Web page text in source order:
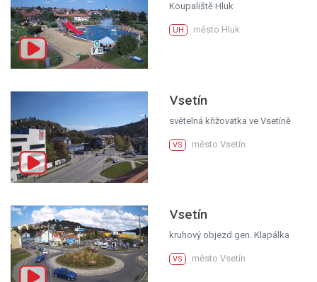
Koupaliště Hluk
UH město Hluk
Vsetín
světelná křižovatka ve Vsetíně
VS město Vsetín
Vsetín
kruhový objezd gen. Klapálka
VS město Vsetín